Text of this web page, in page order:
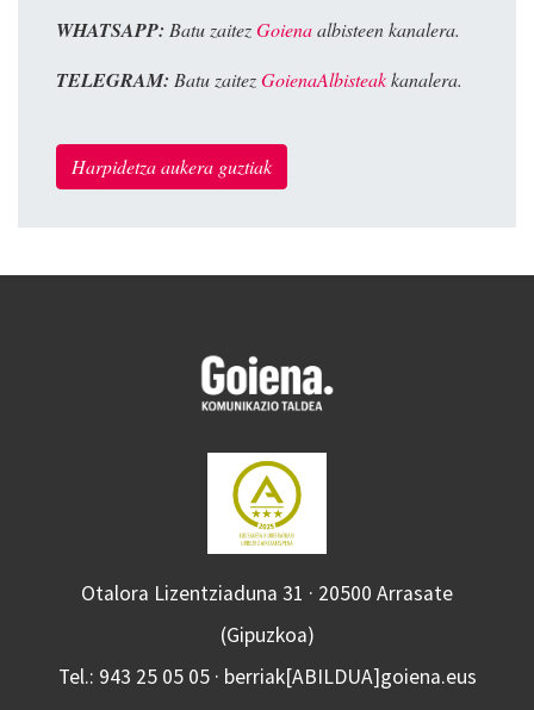
WHATSAPP: Batu zaitezGoienaalbisteen kanalera.
TELEGRAM: Batu zaitezGoienaAlbisteakkanalera.
Harpidetza aukera guztiak
Otalora Lizentziaduna 31 · 20500 Arrasate
(Gipuzkoa)
Tel.: 943 25 05 05 · berriak[ABILDUA]goiena.eus